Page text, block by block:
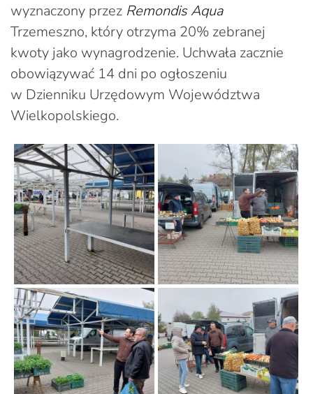
wyznaczony przez Remondis Aqua
Trzemeszno, który otrzyma 20% zebranej
kwoty jako wynagrodzenie. Uchwała zacznie
obowiązywać 14 dni po ogłoszeniu
w Dzienniku Urzędowym Województwa
Wielkopolskiego.